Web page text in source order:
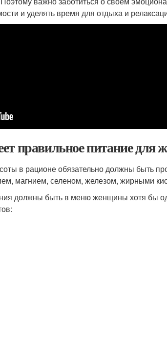
и уделять время для отдыха и
правильное питание для
в рационе обязательно должны быть
магнием, селеном, железом, жирными
должны быть в меню женщины хотя бы